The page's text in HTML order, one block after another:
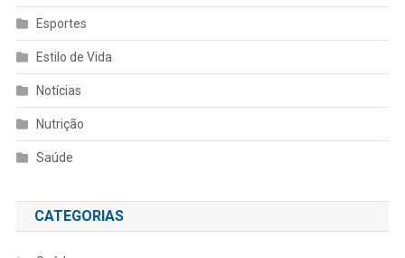
Esportes
Estilo de Vida
Notícias
Nutrição
Saúde
CATEGORIAS